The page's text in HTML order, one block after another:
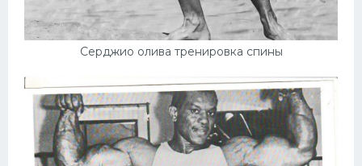
Серджио олива тренировка спины